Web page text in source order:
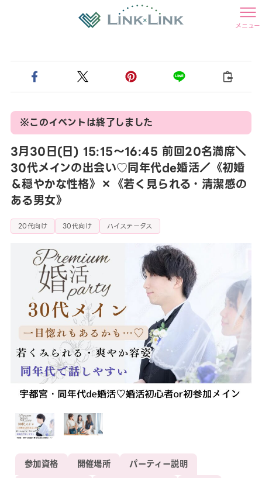
メニュー
※このイベントは終了しました
3月30日(日) 15:15〜16:45 前回20名満席＼
30代メインの出会い♡同年代de婚活／《初婚
＆穏やかな性格》×《若く見られる・清潔感の
ある男女》
20代向け 30代向け ハイステータス
参加資格 開催場所
パーティー説明